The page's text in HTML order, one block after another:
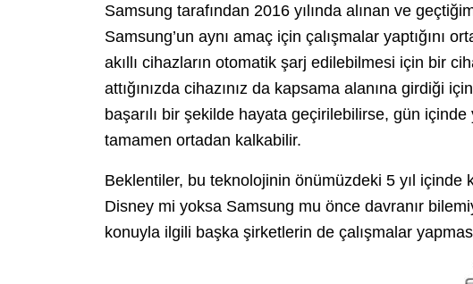
Samsung tarafından 2016 yılında alınan ve
Samsung’un aynı amaç için çalışmalar yaptığını
akıllı cihazların otomatik şarj edilebilmesi için bir
attığınızda cihazınız da kapsama alanına girdiği
başarılı bir şekilde hayata geçirilebilirse, gün içinde
tamamen ortadan kalkabilir.
Beklentiler, bu teknolojinin önümüzdeki 5 yıl içinde
Disney mi yoksa Samsung mu önce davranır
konuyla ilgili başka şirketlerin de çalışmalar